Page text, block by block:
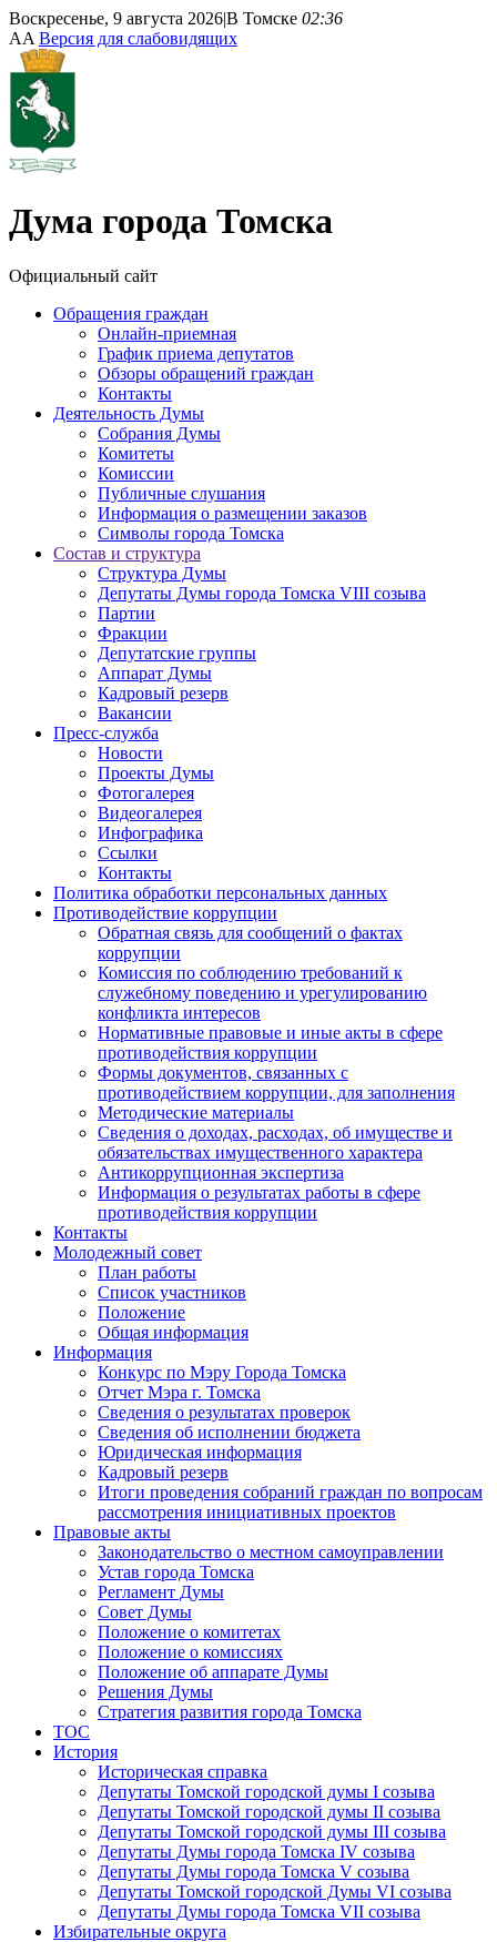
Воскресенье, 9 августа 2026|В Томске 02:36
AA Версия для слабовидящих
Дума города Томска
Официальный сайт
Обращения граждан
Онлайн-приемная
График приема депутатов
Обзоры обращений граждан
Контакты
Деятельность Думы
Собрания Думы
Комитеты
Комиссии
Публичные слушания
Информация о размещении заказов
Символы города Томска
Состав и структура
Структура Думы
Депутаты Думы города Томска VIII созыва
Партии
Фракции
Депутатские группы
Аппарат Думы
Кадровый резерв
Вакансии
Пресс-служба
Новости
Проекты Думы
Фотогалерея
Видеогалерея
Инфографика
Ссылки
Контакты
Политика обработки персональных данных
Прoтивoдeйствие кoрpупции
Обратная связь для сообщений о фактах
коррупции
Комиссия по соблюдению требований к
служебному поведению и урегулированию
конфликта интересов
Нормативные правовые и иные акты в сфере
противодействия коррупции
Формы документов, связанных с
противодействием коррупции, для заполнения
Методические материалы
Сведения о доходах, расходах, об имуществе и
обязательствах имущественного характера
Антикоррупционная экспертиза
Информация о результатах работы в сфере
противодействия коррупции
Контакты
Молодежный совет
План работы
Список участников
Положение
Общая информация
Информация
Конкурс по Мэру Города Томска
Отчет Мэра г. Томска
Сведения о результатах проверок
Сведения об исполнении бюджета
Юридическая информация
Кадровый резерв
Итоги проведения собраний граждан по вопросам
рассмотрения инициативных проектов
Правовые акты
Законодательство о местном самоуправлении
Устав города Томска
Регламент Думы
Совет Думы
Положение о комитетах
Положение о комиссиях
Положение об аппарате Думы
Решения Думы
Стратегия развития города Томска
ТОС
История
Историческая справка
Депутаты Томской городской думы I созыва
Депутаты Томской городской думы II созыва
Депутаты Томской городской думы III созыва
Депутаты Думы города Томска IV созыва
Депутаты Думы города Томска V созыва
Депутаты Томской городской Думы VI созыва
Депутаты Думы города Томска VII созыва
Избирательные округа